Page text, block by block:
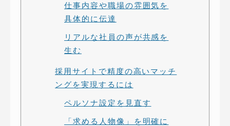
仕事内容や職場の雰囲気を
具体的に伝達
リアルな社員の声が共感を
生む
採用サイトで精度の高いマッチ
ングを実現するには
ペルソナ設定を見直す
「求める人物像」を明確に